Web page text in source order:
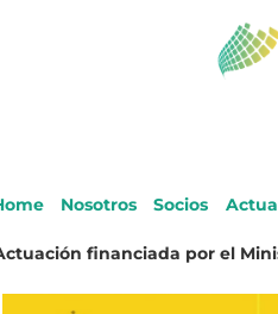
Nosotros Socios
financiada por el